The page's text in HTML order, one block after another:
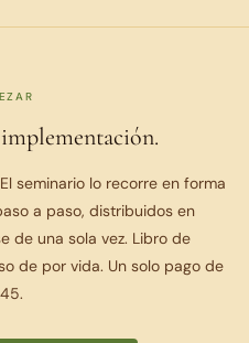
seminario lo recorre en forma
a paso, distribuidos en
de una sola vez. Libro de
de por vida. Un solo pago de